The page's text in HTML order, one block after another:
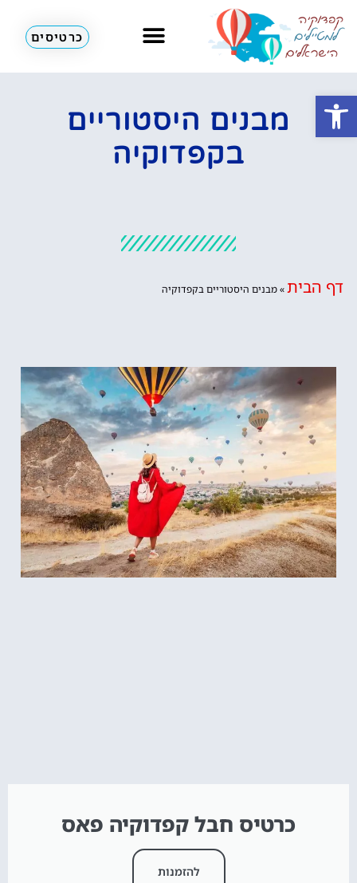
כרטיסים
מבנים היסטוריים
בקפדוקיה
דף הבית»מבנים היסטוריים בקפדוקיה
כרטיס חבל קפדוקיה פאס
להזמנות
פתח סרגל נגישות